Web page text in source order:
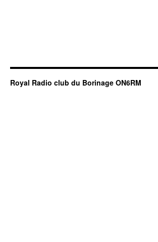
Royal Radio club du Borinage ON6RM